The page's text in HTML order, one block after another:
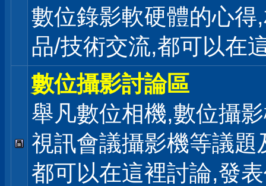
數位錄影軟硬體的心得
品/技術交流,都可以在
數位攝影討論區
舉凡數位相機,數位攝
視訊會議攝影機等議題
都可以在這裡討論,發